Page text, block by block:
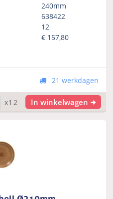
240mm
638422
12
€ 157,80
21 werkdagen
x12 In winkelwagen